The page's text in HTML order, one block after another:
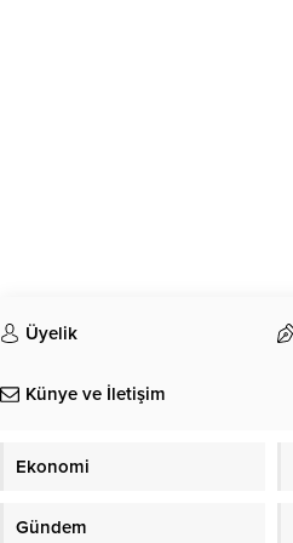
Üyelik
Künye ve İletişim
Ekonomi
Gündem